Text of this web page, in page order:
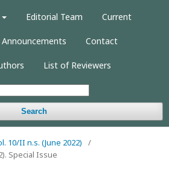
Editorial Team Current
Announcements Contact
List of Reviewers
Search
10/II n.s. (June 2022)
/
Special Issue